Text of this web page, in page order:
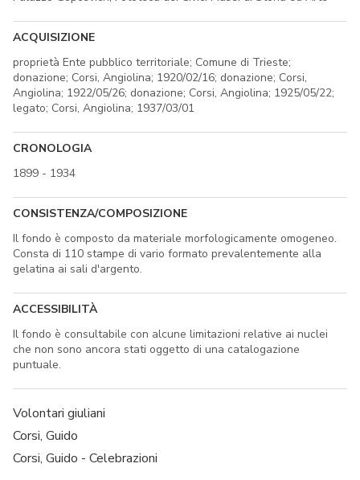
ACQUISIZIONE
proprietà Ente pubblico territoriale; Comune di Trieste;
donazione; Corsi, Angiolina; 1920/02/16; donazione; Corsi,
Angiolina; 1922/05/26; donazione; Corsi, Angiolina; 1925/05/22;
legato; Corsi, Angiolina; 1937/03/01
CRONOLOGIA
1899 - 1934
CONSISTENZA/COMPOSIZIONE
Il fondo è composto da materiale morfologicamente omogeneo.
Consta di 110 stampe di vario formato prevalentemente alla
gelatina ai sali d'argento.
ACCESSIBILITÀ
Il fondo è consultabile con alcune limitazioni relative ai nuclei
che non sono ancora stati oggetto di una catalogazione
puntuale.
Volontari giuliani
Corsi, Guido
Corsi, Guido - Celebrazioni